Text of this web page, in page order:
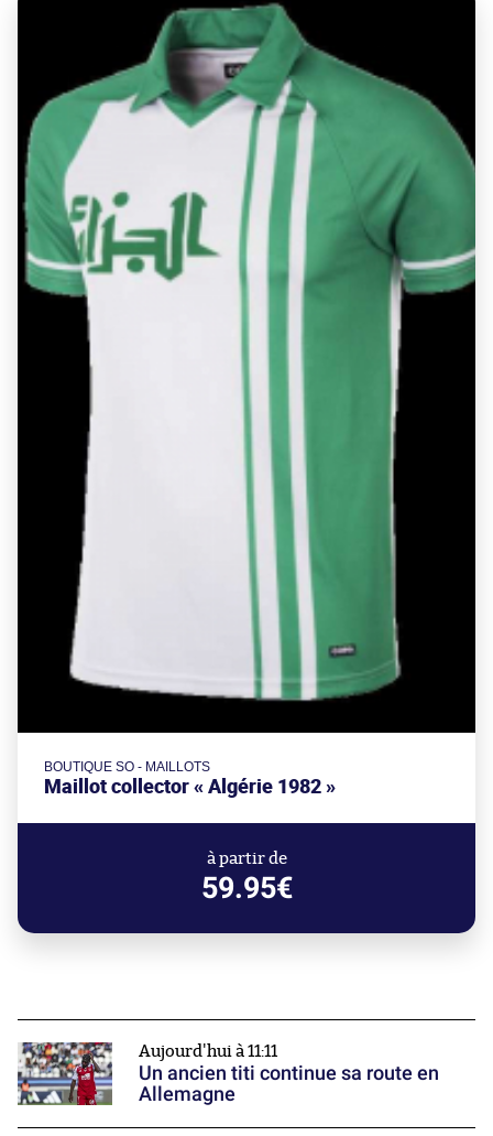
BOUTIQUE SO - MAILLOTS
Maillot collector « Algérie 1982 »
à partir de
59.95€
Aujourd'hui à 11:11
Un ancien titi continue sa route en
Allemagne